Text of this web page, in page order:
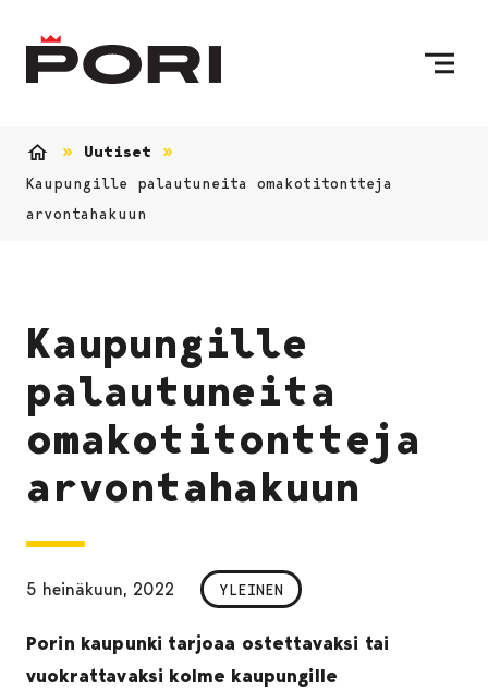
Uutiset
Kaupungille palautuneita omakotitontteja
arvontahakuun
Kaupungille
palautuneita
omakotitontteja
arvontahakuun
5 heinäkuun, 2022 YLEINEN
Porin kaupunki tarjoaa ostettavaksi tai
vuokrattavaksi kolme kaupungille